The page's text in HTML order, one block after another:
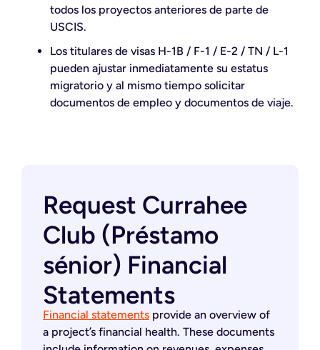
todos los proyectos anteriores de parte de
USCIS.
Los titulares de visas H-1B / F-1 / E-2 / TN / L-1
pueden ajustar inmediatamente su estatus
migratorio y al mismo tiempo solicitar
documentos de empleo y documentos de viaje.
Request Currahee
Club (Préstamo
sénior) Financial
Statements
Financial statements provide an overview of
a project’s financial health. These documents